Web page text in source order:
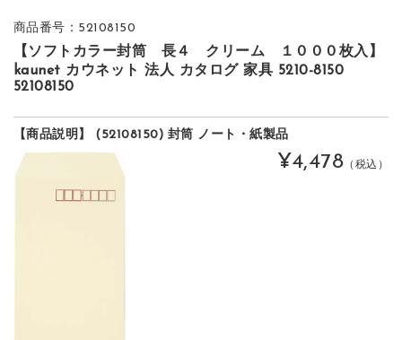
商品番号：52108150
【ソフトカラー封筒 長４ クリーム １０００枚入】
kaunet カウネット 法人 カタログ 家具 5210-8150
52108150
【商品説明】 (52108150) 封筒 ノート・紙製品
¥4,478 （税込）